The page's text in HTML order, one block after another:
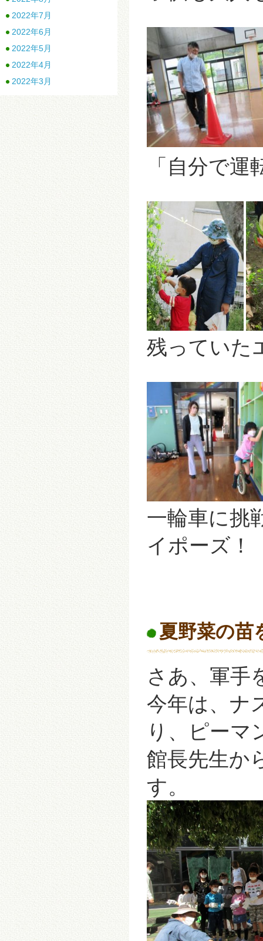
「自分で
残っていた
一輪車に
イポーズ！
夏野菜の苗
さあ、軍手
今年は、ナ
り、ピーマ
館長先生か
す。
2022年7月
2022年6月
2022年5月
2022年4月
2022年3月